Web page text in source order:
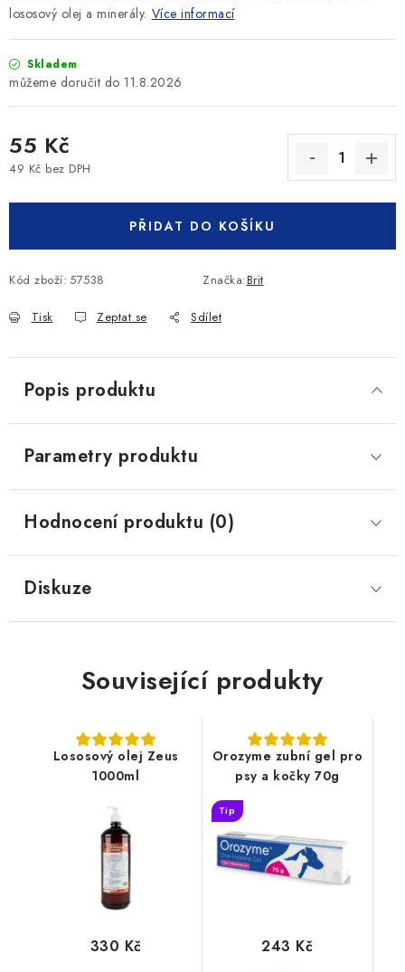
lososový olej a minerály. Více informací
Skladem
11.8.2026
55 Kč
49 Kč bez DPH
PŘIDAT DO KOŠÍKU
Kód zboží: 57538 Značka:Brit
Tisk Zeptat se Sdílet
Popis produktu
Parametry produktu
Hodnocení produktu (0)
Diskuze
Související produkty
Lososový olej Zeus
1000ml
330 Kč
Orozyme zubní gel pro
psy a kočky 70g
Tip
243 Kč